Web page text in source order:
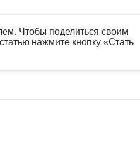
Чтобы поделиться своим
нажмите кнопку «Стать